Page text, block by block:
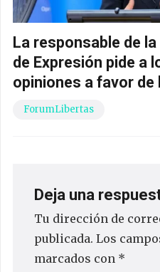
La responsable de
de Expresión pide a
opiniones a favor de
ForumLibertas
Deja una
Tu dirección de
publicada. Los
marcados con *